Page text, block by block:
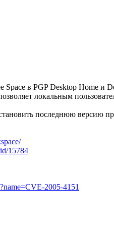
Space в PGP Desktop Home и
локальным
последнюю
15784
2005-4151